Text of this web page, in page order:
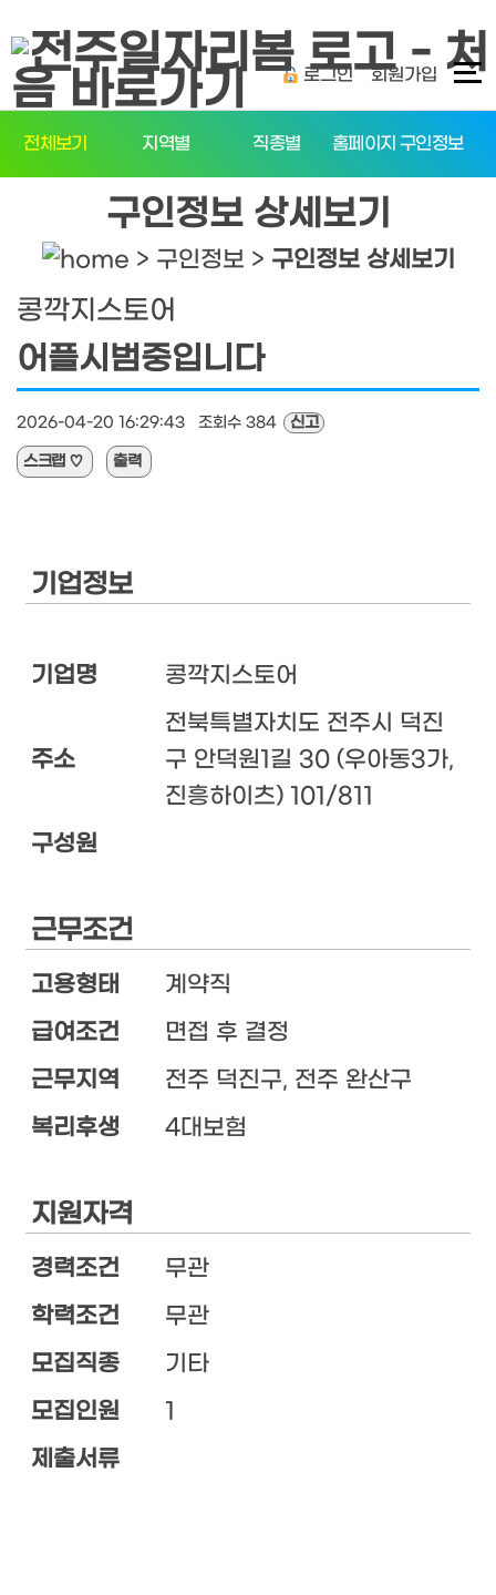
로그인 회원가입
전체보기 지역별 직종별 홈페이지 구인정보
구인정보 상세보기
> 구인정보 > 구인정보 상세보기
콩깍지스토어
어플시범중입니다
2026-04-20 16:29:43 조회수 384 신고
스크랩 ♡ 출력
기업정보
기업명 콩깍지스토어
주소
전북특별자치도 전주시 덕진
구 안덕원1길 30 (우아동3가,
진흥하이츠) 101/811
구성원
근무조건
고용형태
계약직
급여조건
면접 후 결정
근무지역
전주 덕진구, 전주 완산구
복리후생
4대보험
지원자격
경력조건
무관
학력조건
무관
모집직종
기타
모집인원
1
제출서류